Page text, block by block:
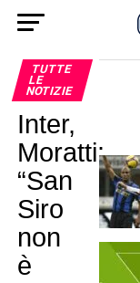
TUTTE
LE
NOTIZIE
Inter,
Moratti:
“San
Siro
non
è